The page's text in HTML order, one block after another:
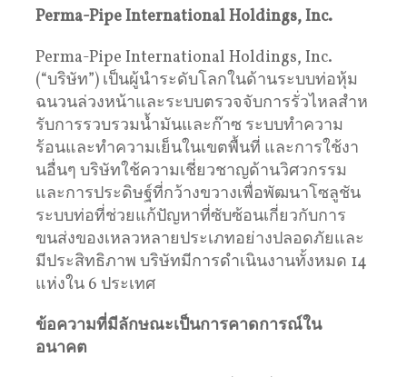
Perma-Pipe International Holdings, Inc.
Perma-Pipe International Holdings, Inc.
(“บริษัท”) เป็นผู้นําระดับโลกในด้านระบบท่อหุ้ม
ฉนวนล่วงหน้าและระบบตรวจจับการรั่วไหลสําห
รับการรวบรวมน้ำมันและก๊าซ ระบบทำความ
ร้อนและทำความเย็นในเขตพื้นที่ และการใช้งา
นอื่นๆ บริษัทใช้ความเชี่ยวชาญด้านวิศวกรรม
และการประดิษฐ์ที่กว้างขวางเพื่อพัฒนาโซลูชัน
ระบบท่อที่ช่วยแก้ปัญหาที่ซับซ้อนเกี่ยวกับการ
ขนส่งของเหลวหลายประเภทอย่างปลอดภัยและ
มีประสิทธิภาพ บริษัทมีการดำเนินงานทั้งหมด 14
แห่งใน 6 ประเทศ
ข้อความที่มีลักษณะเป็นการคาดการณ์ใน
อนาคต